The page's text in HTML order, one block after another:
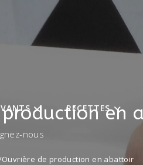
RECETTESen
nous
de production en abattoir